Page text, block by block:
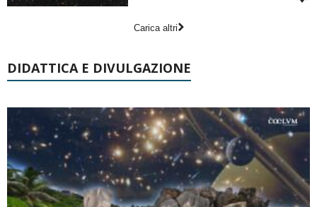
Carica altri
DIDATTICA E DIVULGAZIONE